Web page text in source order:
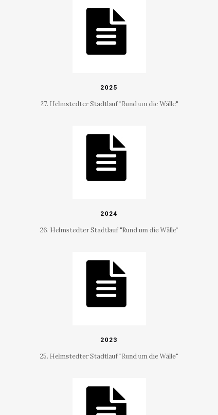
2025
27. Helmstedter Stadtlauf "Rund um die Wälle"
2024
26. Helmstedter Stadtlauf "Rund um die Wälle"
2023
25. Helmstedter Stadtlauf "Rund um die Wälle"